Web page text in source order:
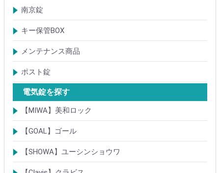
防犯簡易錠
防犯サムターン
ガードプレート・Lフロント
その他
南京錠
【ALPHA】アルファ
【ABUS】アバス
その他
キー保管BOX
大型キーBOX
小型キーBOX
メンテナンス商品
鍵の潤滑剤
サッシ調整ツール
ポスト錠
【Tajima(MET)】
【DAIKEN】
【コーワソニア】
【キョーワナスタ】
【リンタツ】
その他
電気錠を探す
【MIWA】美和ロック
電気錠・電気ストライク
通電金具
制御器・操作器
電材・その他
BANシリーズ
非接触キー・IDカード
Raccessシリーズ
ノンタッチシリーズ
iELシリーズ
FKL・FeliCa・MIFARE
キースイッチ
補修品・代替品
【GOAL】ゴール
電気錠
通電金具
電気錠システム製品
キースイッチ
【SHOWA】ユーシンショウワ
電気錠・電気ストライク
電気錠システム製品
キースイッチ